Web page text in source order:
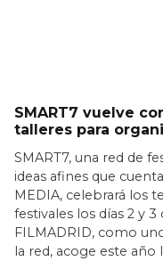
SMART7 vuelve
talleres para
SMART7, una red de
ideas afines que
MEDIA, celebrará los
festivales los días 2 y
FILMADRID, como
la red, acoge este año